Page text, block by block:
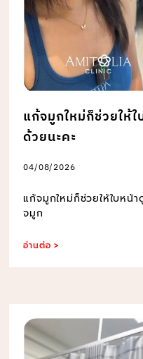
แก้จมูกใหม่ก็ช่วยให้
ด้วยนะคะ
04/08/2026
แก้จมูกใหม่ก็ช่วยให้ใบหน้า
จมูก
อ่านต่อ >